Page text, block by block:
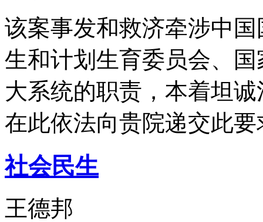
该案事发和救济牵涉中
生和计划生育委员会、
大系统的职责，本着坦
在此依法向贵院递交此要
社会民生
王德邦